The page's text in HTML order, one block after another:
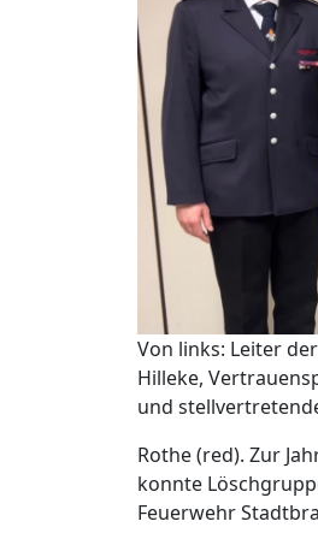
Von links: Leiter
Hilleke,
und
Rothe (red). Zur
konnte
Feuerwehr